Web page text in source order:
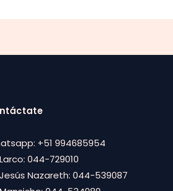
+51 994685954
044-729010
Nazareth: 044-539087